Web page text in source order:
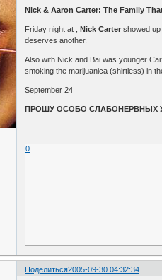
Nick & Aaron Carter: The Family
Friday night at ,Nick Cartershowed
deserves another.
Also with Nick and Bai was younger
smoking the marijuanica (shirtless) in
September 24
ПРОШУ ОСОБО СЛАБОНЕРВНЫХ
0
Поделиться2005-09-30 04:32:34